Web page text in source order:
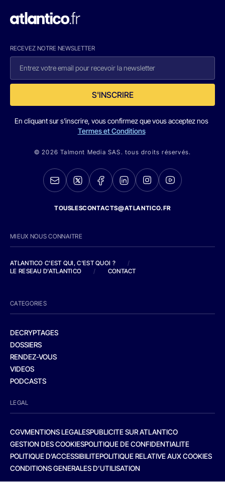
RECEVEZ NOTRE NEWSLETTER
S'INSCRIRE
En cliquant sur s'inscrire, vous confirmez que vous acceptez nos
Termes et Conditions
© 2026 Talmont Media SAS. tous droits réservés.
TOUSLESCONTACTS@ATLANTICO.FR
MIEUX NOUS CONNAITRE
ATLANTICO C'EST QUI, C'EST QUOI ?
/
LE RESEAU D'ATLANTICO
/ CONTACT
CATEGORIES
DECRYPTAGES
DOSSIERS
RENDEZ-VOUS
VIDEOS
PODCASTS
LEGAL
CGVMENTIONS LEGALESPUBLICITE SUR ATLANTICO
GESTION DES COOKIESPOLITIQUE DE CONFIDENTIALITE
POLITIQUE D’ACCESSIBILITEPOLITIQUE RELATIVE AUX COOKIES
CONDITIONS GENERALES D’UTILISATION